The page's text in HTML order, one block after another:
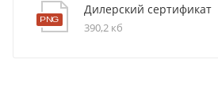
Дилерский сертификат
390,2 кб